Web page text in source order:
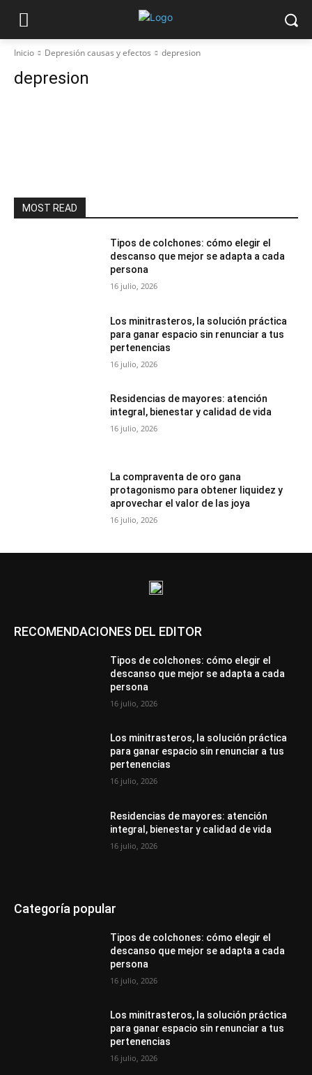
Inicio Depresión causas y efectos depresion
depresion
MOST READ
Tipos de colchones: cómo elegir el
descanso que mejor se adapta a cada
persona
16 julio, 2026
Los minitrasteros, la solución práctica
para ganar espacio sin renunciar a tus
pertenencias
16 julio, 2026
Residencias de mayores: atención
integral, bienestar y calidad de vida
16 julio, 2026
La compraventa de oro gana
protagonismo para obtener liquidez y
aprovechar el valor de las joya
16 julio, 2026
RECOMENDACIONES DEL EDITOR
Tipos de colchones: cómo elegir el
descanso que mejor se adapta a cada
persona
16 julio, 2026
Los minitrasteros, la solución práctica
para ganar espacio sin renunciar a tus
pertenencias
16 julio, 2026
Residencias de mayores: atención
integral, bienestar y calidad de vida
16 julio, 2026
Categoría popular
Tipos de colchones: cómo elegir el
descanso que mejor se adapta a cada
persona
16 julio, 2026
Los minitrasteros, la solución práctica
para ganar espacio sin renunciar a tus
pertenencias
16 julio, 2026